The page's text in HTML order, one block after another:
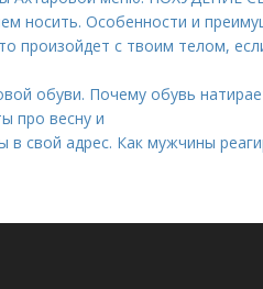
носить. Особенности и
произойдет с твоим телом,
обуви. Почему обувь
про весну и
свой адрес. Как мужчины